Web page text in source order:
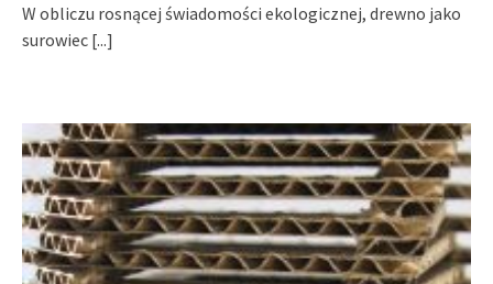
W obliczu rosnącej świadomości ekologicznej, drewno jako
surowiec [...]